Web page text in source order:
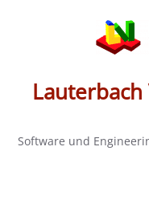
Software und